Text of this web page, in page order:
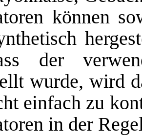
können
der
wurde, wird
einfach zu
in der